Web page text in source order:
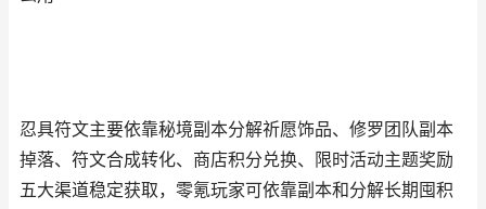
忍具符文主要依靠秘境副本分解祈愿饰品、修罗团队副本
掉落、符文合成转化、商店积分兑换、限时活动主题奖励
五大渠道稳定获取，零氪玩家可依靠副本和分解长期囤积